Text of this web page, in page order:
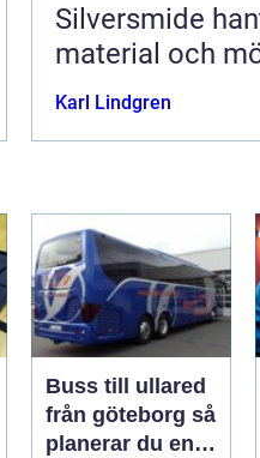
Silversmide hantverk,
material och
Karl Lindgren
Buss till ullared
från göteborg så
planerar du en